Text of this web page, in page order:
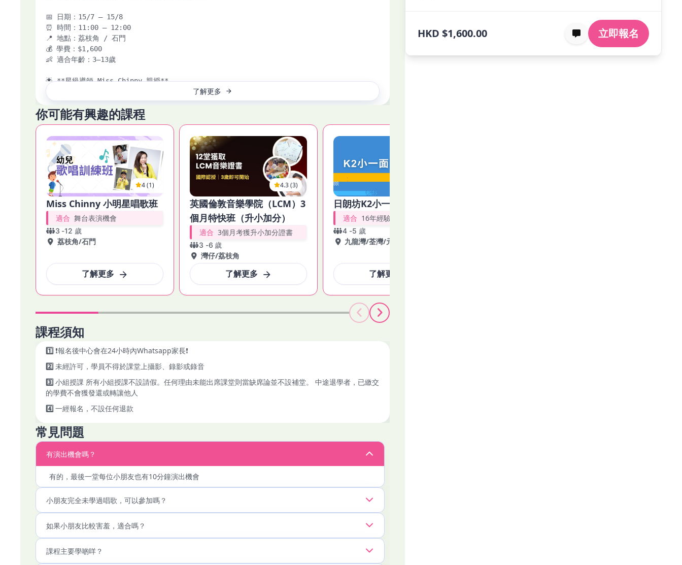
📅 日期：15/7 – 15/8
⏰ 時間：11:00 – 12:00
📍 地點：荔枝角 / 石門
💰 學費：$1,600
👶 適合年齡：3–13歲
🌟 **星級導師 Miss Chinny 親授**
擁有多年兒童教學經驗，曾培訓學生參與公開演出，教學專業又有耐心，能因應不同小朋友性格及能力調整
教學方式。
━━━━━━━━━━━━━━━
🎯 **課程目標**
由零開始，全面提升小朋友：
✔ 音準感
✔ 節奏感
✔ 發聲技巧
✔ 舞台表達能力
讓孩子不只「識唱」，更可以**自信地唱、投入地表演！**
━━━━━━━━━━━━━━━
🎶 **課程內容**
🎤 基礎發聲及呼吸技巧訓練
🎵 音準 + 節奏感建立
🎧 流行歌曲演繹技巧
━━━━━━━━━━━━━━━
✨ **課程特色**
✔ 小班教學｜確保每位小朋友得到充分指導
✔ 個別跟進｜導師按進度提供針對性指導
✔ 舞台實戰｜提供真實演出機會，累積經驗
✔ 自信提升｜特別適合害羞或內向小朋友
━━━━━━━━━━━━━━━
🎤 **適合對象**
✔ 喜歡唱歌的小朋友
✔ 想提升自信及表達能力
✔ 想參與表演或舞台演出
✔ 容易害羞、不敢表達的小朋友
━━━━━━━━━━━━━━━
透過系統化訓練，幫助小朋友建立自信、提升表演能力，為未來比賽或演出打好基礎✨
📣 名額有限｜立即報名，讓小朋友踏出自信表演第一步！
了解更多
你可能有興趣的課程
4 (1)
Miss Chinny 小明星唱歌班
適合 舞台表演機會
3 -12 歲
荔枝角/石門
了解更多
4.3 (3)
英國倫敦音樂學院（LCM）3
個月特快班（升小加分）
適合 3個月考獲升小加分證書
3 -6 歲
灣仔/荔枝角
了解更多
日朗坊K2小一面試班
適合 16年經驗助入名校
4-5 歲
九龍灣/荃灣/元朗
了解更多
課程須知
1️⃣❗報名後中心會在24小時內Whatsapp家長❗
2️⃣未經許可，學員不得於課堂上攝影、錄影或錄音
3️⃣小組授課 所有小組授課不設請假。任何理由未能出席課堂則當缺席論並不設補堂。 中途退學者，已繳交
的學費不會獲發還或轉讓他人
4️⃣一經報名，不設任何退款
常見問題
有演出機會嗎？
有的，最後一堂每位小朋友也有10分鐘演出機會
小朋友完全未學過唱歌，可以參加嗎？
如果小朋友比較害羞，適合嗎？
課程主要學啲咩？
HKD $1,600.00 立即報名